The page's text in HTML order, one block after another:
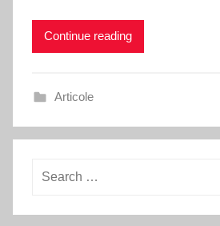
Continue reading
Articole
Search